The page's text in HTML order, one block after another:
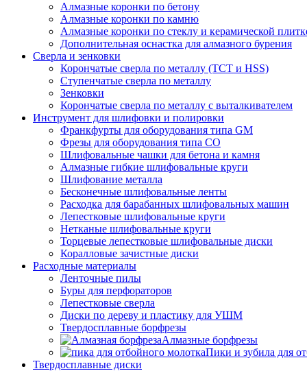
Алмазные коронки по бетону
Алмазные коронки по камню
Алмазные коронки по стеклу и керамической
Дополнительная оснастка для алмазного бурения
Сверла и зенковки
Корончатые сверла по металлу (TCT и HSS)
Ступенчатые сверла по металлу
Зенковки
Корончатые сверла по металлу c выталкивателем
Инструмент для шлифовки и полировки
Франкфурты для оборудования типа GM
Фрезы для оборудования типа СО
Шлифовальные чашки для бетона и камня
Алмазные гибкие шлифовальные круги
Шлифование металла
Бесконечные шлифовальные ленты
Расходка для барабанных шлифовальных машин
Лепестковые шлифовальные круги
Нетканые шлифовальные круги
Торцевые лепестковые шлифовальные диски
Коралловые зачистные диски
Расходные материалы
Ленточные пилы
Буры для перфораторов
Лепестковые сверла
Диски по дереву и пластику для УШМ
Твердосплавные борфрезы
Алмазные борфрезы
Пики и зубила для
Твердосплавные диски